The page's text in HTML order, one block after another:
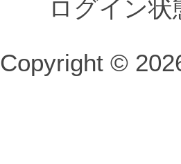
ログイン
Copyright ©